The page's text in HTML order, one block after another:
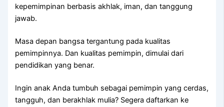
kepemimpinan berbasis akhlak, iman, dan tanggung
jawab.
Masa depan bangsa tergantung pada kualitas
pemimpinnya. Dan kualitas pemimpin, dimulai dari
pendidikan yang benar.
Ingin anak Anda tumbuh sebagai pemimpin yang cerdas,
tangguh, dan berakhlak mulia? Segera daftarkan ke